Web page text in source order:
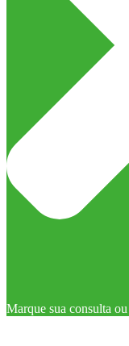
Marque sua consulta